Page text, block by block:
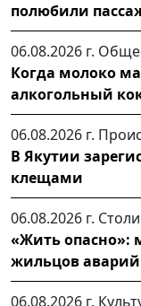
полюбили
06.08.2026 г.
Когда молоко
алкогольный
06.08.2026 г.
В Якутии
клещами
06.08.2026 г.
«Жить опасно»:
жильцов
06.08.2026 г.